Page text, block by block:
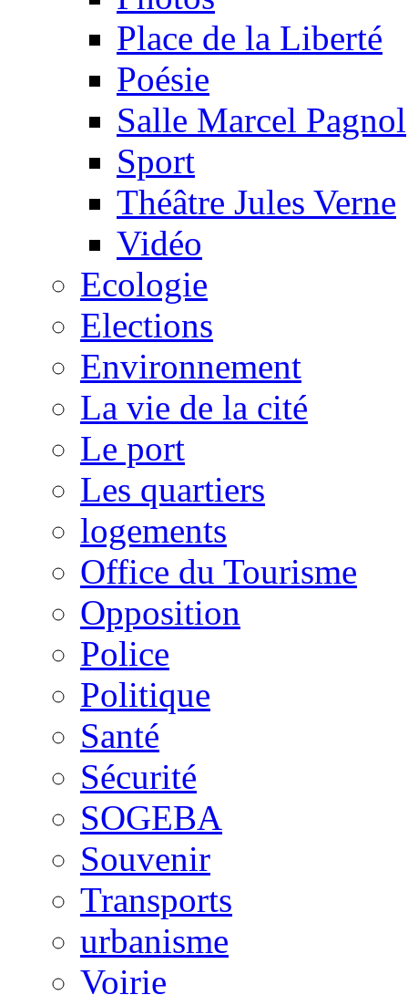
Place de la Liberté
Poésie
Salle Marcel Pagnol
Sport
Théâtre Jules Verne
Vidéo
Ecologie
Elections
Environnement
La vie de la cité
Le port
Les quartiers
logements
Office du Tourisme
Opposition
Police
Politique
Santé
Sécurité
SOGEBA
Souvenir
Transports
urbanisme
Voirie